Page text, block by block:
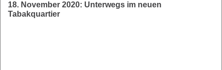
18. November 2020: Unterwegs im neuen
Tabakquartier